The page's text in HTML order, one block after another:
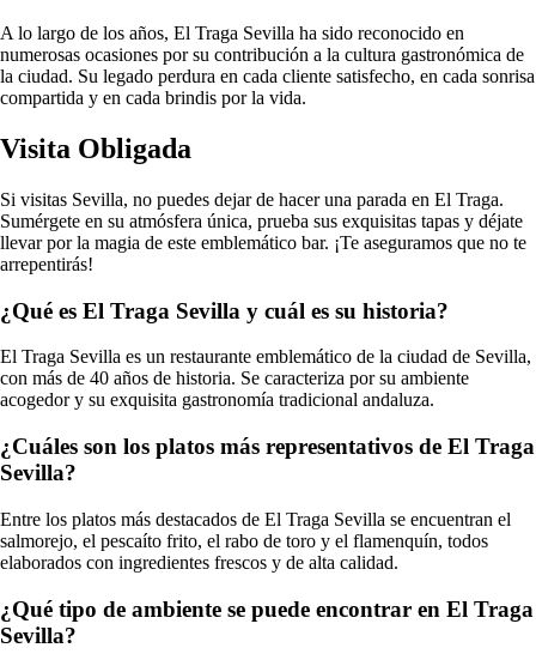
A lo largo de los años, El Traga Sevilla ha sido reconocido en
numerosas ocasiones por su contribución a la cultura gastronómica de
la ciudad. Su legado perdura en cada cliente satisfecho, en cada sonrisa
compartida y en cada brindis por la vida.
Visita Obligada
Si visitas Sevilla, no puedes dejar de hacer una parada en El Traga.
Sumérgete en su atmósfera única, prueba sus exquisitas tapas y déjate
llevar por la magia de este emblemático bar. ¡Te aseguramos que no te
arrepentirás!
¿Qué es El Traga Sevilla y cuál es su historia?
El Traga Sevilla es un restaurante emblemático de la ciudad de Sevilla,
con más de 40 años de historia. Se caracteriza por su ambiente
acogedor y su exquisita gastronomía tradicional andaluza.
¿Cuáles son los platos más representativos de El Traga
Sevilla?
Entre los platos más destacados de El Traga Sevilla se encuentran el
salmorejo, el pescaíto frito, el rabo de toro y el flamenquín, todos
elaborados con ingredientes frescos y de alta calidad.
¿Qué tipo de ambiente se puede encontrar en El Traga
Sevilla?